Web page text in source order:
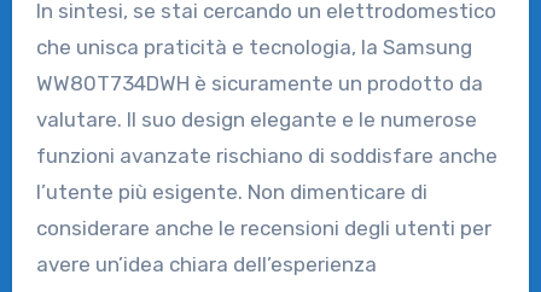
In sintesi, se stai cercando un elettrodomestico
che unisca praticità e tecnologia, la Samsung
WW80T734DWH è sicuramente un prodotto da
valutare. Il suo design elegante e le numerose
funzioni avanzate rischiano di soddisfare anche
l’utente più esigente. Non dimenticare di
considerare anche le recensioni degli utenti per
avere un’idea chiara dell’esperienza